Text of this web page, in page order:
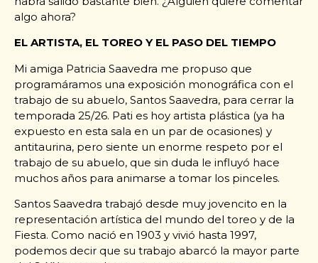
algo ahora?
EL ARTISTA, EL TOREO Y EL PASO DEL TIEMPO
Mi amiga Patricia Saavedra me propuso que
programáramos una exposición monográfica con el
trabajo de su abuelo, Santos Saavedra, para cerrar la
temporada 25/26. Pati es hoy artista plástica (ya ha
expuesto en esta sala en un par de ocasiones) y
antitaurina, pero siente un enorme respeto por el
trabajo de su abuelo, que sin duda le influyó hace
muchos años para animarse a tomar los pinceles.
Santos Saavedra trabajó desde muy jovencito en la
representación artística del mundo del toreo y de la
Fiesta. Como nació en 1903 y vivió hasta 1997,
podemos decir que su trabajo abarcó la mayor parte